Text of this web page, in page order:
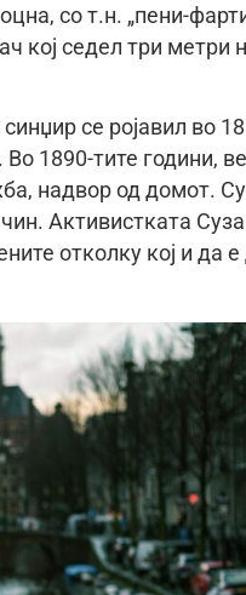
со т.н. „пени-
кој седел три метри
се pojавил во
1890-тите години,
надвор од домот.
Активистката
отколку кој и да